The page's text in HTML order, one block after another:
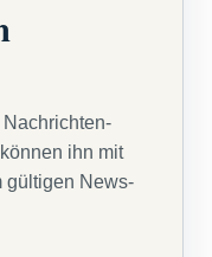
ihn mit
gültigen News-